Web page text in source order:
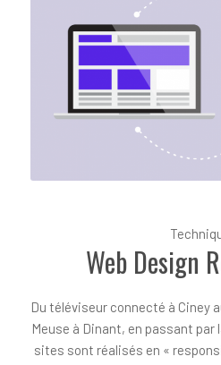
Web Design
Du téléviseur connecté à Ciney
Meuse à Dinant, en passant
sites sont réalisés en «